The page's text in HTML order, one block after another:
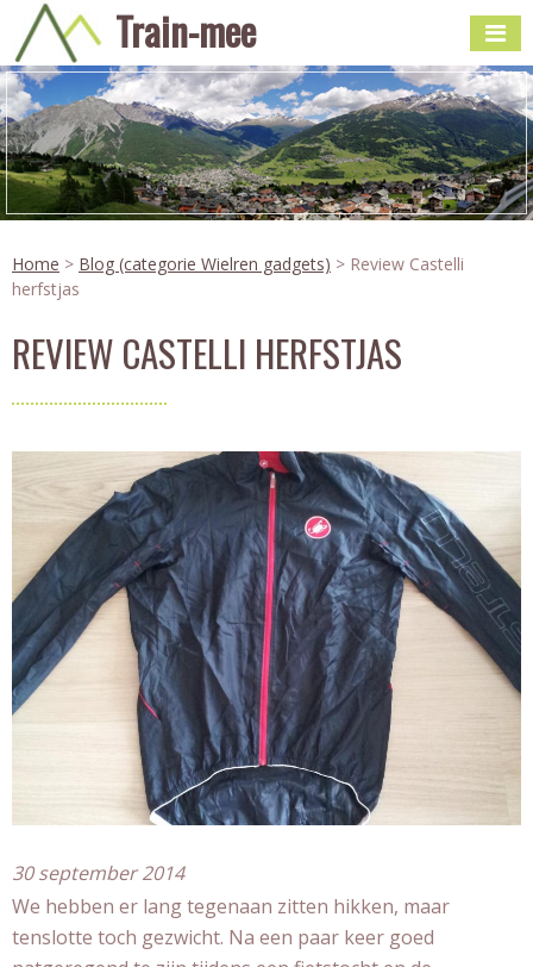
Train-mee
Home > Blog (categorie Wielren gadgets) > Review Castelli
herfstjas
REVIEW CASTELLI HERFSTJAS
30 september 2014
We hebben er lang tegenaan zitten hikken, maar
tenslotte toch gezwicht. Na een paar keer goed